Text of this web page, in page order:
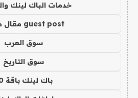
خدمات الباك لينك
guest post مقال ضيف
سوق العرب
سوق التاريخ
باك لينك باقة 20